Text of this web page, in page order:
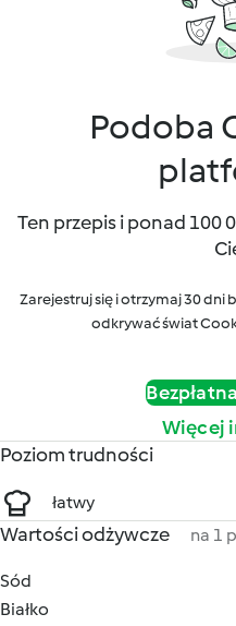
Podoba
Ten przepis i ponad 100
Zarejestruj się i otrzymaj 30 dni
odkrywać świat
Więcej
Poziom trudności
łatwy
Wartości odżywcze na 1
Sód
Białko